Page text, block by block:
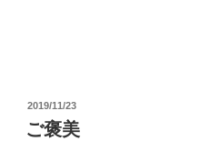
佐藤
投
稿
日:
2019/11/23
ご褒美